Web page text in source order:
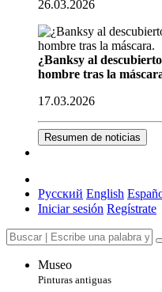
26.03.2026
¿Banksy al
hombre tras la
17.03.2026
Resumen de noticias
Русский English
Iniciar sesión Regístrate
Museo
Pinturas antiguas